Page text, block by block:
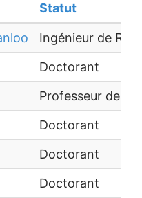
Statut
Ingénieur de
Doctorant
Professeur des
Doctorant
Doctorant
Doctorant